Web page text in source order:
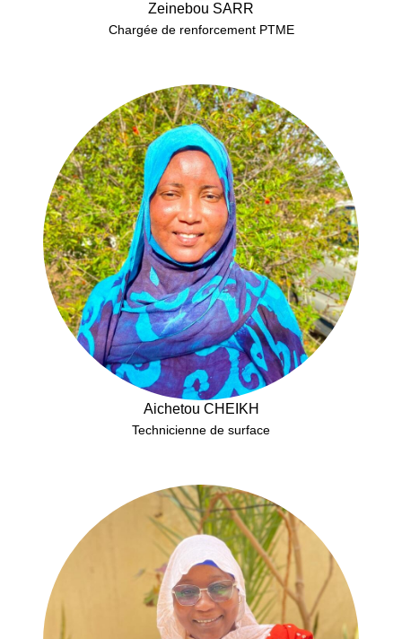
Zeinebou SARR
Chargée de renforcement PTME
Aichetou CHEIKH
Technicienne de surface